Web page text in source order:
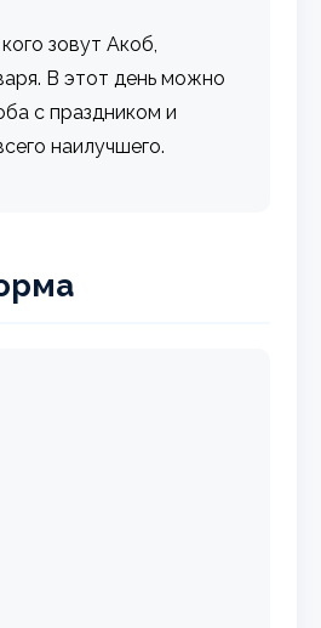
зовут Акоб,
В этот день можно
с праздником и
наилучшего.